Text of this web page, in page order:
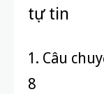
tự tin
1. Câu
8